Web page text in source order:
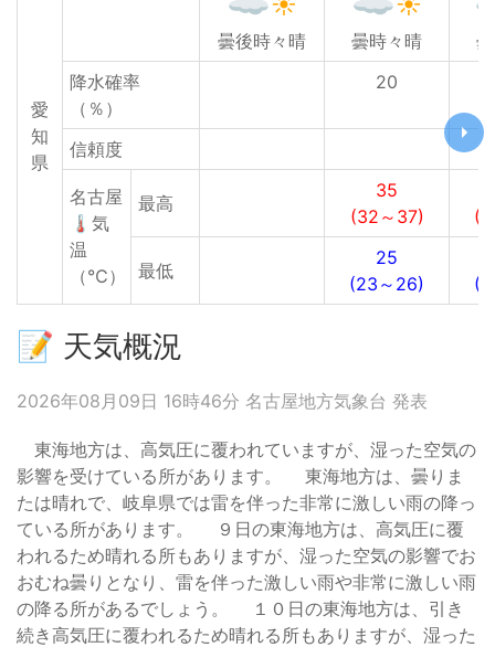
愛
知
県
曇後時々晴 曇時々晴
降水確率
（％）
20
信頼度
名古屋
🌡気
温
（℃）
最高
35
(32～37)
最低
25
(23～26)
📝 天気概況
2026年08月09日 16時46分 名古屋地方気象台 発表
東海地方は、高気圧に覆われていますが、湿った空気の
影響を受けている所があります。 東海地方は、曇りま
たは晴れで、岐阜県では雷を伴った非常に激しい雨の降っ
ている所があります。 ９日の東海地方は、高気圧に覆
われるため晴れる所もありますが、湿った空気の影響でお
おむね曇りとなり、雷を伴った激しい雨や非常に激しい雨
の降る所があるでしょう。 １０日の東海地方は、引き
続き高気圧に覆われるため晴れる所もありますが、湿った